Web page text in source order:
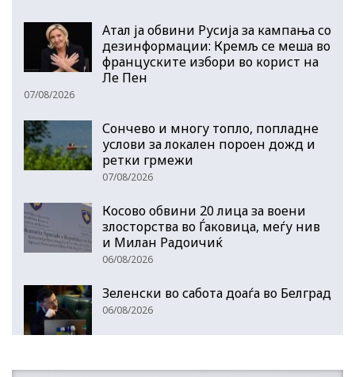
Атал ја обвини Русија за кампања со
дезинформации: Кремљ се меша во
француските избори во корист на
Ле Пен
07/08/2026
Сончево и многу топло, попладне
услови за локален пороен дожд и
ретки грмежи
07/08/2026
Косово обвини 20 лица за воени
злосторства во Ѓаковица, меѓу нив
и Милан Радоичиќ
06/08/2026
Зеленски во сабота доаѓа во Белград
06/08/2026